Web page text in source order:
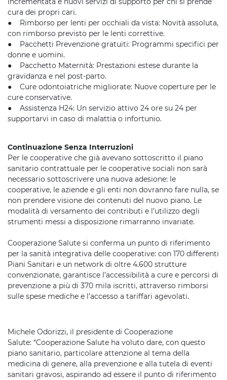
cura dei propri cari.
● Rimborso per lenti per occhiali da vista: Novità assoluta,
con rimborso previsto per le lenti correttive.
● Pacchetti Prevenzione gratuiti: Programmi specifici per
donne e uomini.
● Pacchetto Maternità: Prestazioni estese durante la
gravidanza e nel post-parto.
● Cure odontoiatriche migliorate: Nuove coperture per le
cure conservative.
● Assistenza H24: Un servizio attivo 24 ore su 24 per
supportarvi in caso di malattia o infortunio.
Continuazione Senza Interruzioni
Per le cooperative che già avevano sottoscritto il piano
sanitario contrattuale per le cooperative sociali non sarà
necessario sottoscrivere una nuova adesione: le
cooperative, le aziende e gli enti non dovranno fare nulla, se
non prendere visione dei contenuti del nuovo piano. Le
modalità di versamento dei contributi e l’utilizzo degli
strumenti messi a disposizione rimarranno invariate.
Cooperazione Salute si conferma un punto di riferimento
per la sanità integrativa delle cooperative: con 170 differenti
Piani Sanitari e un network di oltre 4.600 strutture
convenzionate, garantisce l’accessibilità a cure e percorsi di
prevenzione a più di 370 mila iscritti, attraverso rimborsi
sulle spese mediche e l’accesso a tariffari agevolati.
Michele Odorizzi, il presidente di Cooperazione
Salute: “Cooperazione Salute ha voluto dare, con questo
piano sanitario, particolare attenzione al tema della
medicina di genere, alla prevenzione e alla tutela di eventi
sanitari gravosi, aspirando ad essere il punto di riferimento